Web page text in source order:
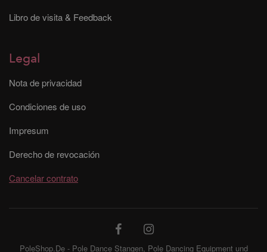
Libro de visita & Feedback
Legal
Nota de privacidad
Condiciones de uso
Impresum
Derecho de revocación
Cancelar contrato
PoleShop.De - Pole Dance Stangen, Pole Dancing Equipment und